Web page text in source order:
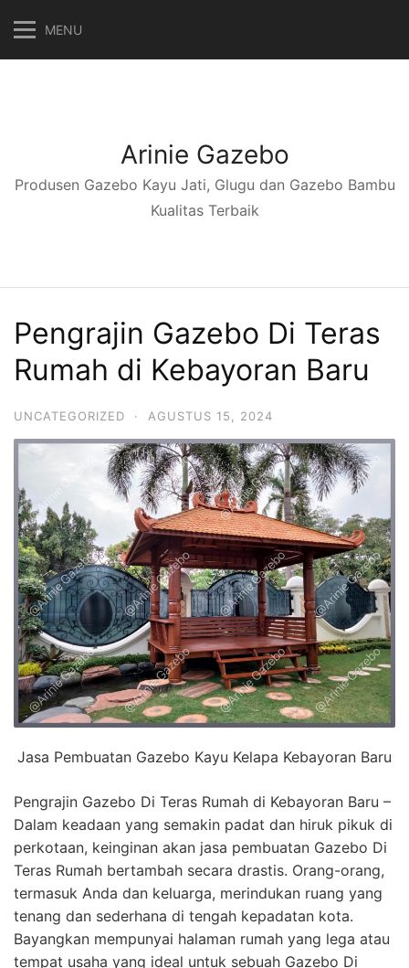
ke
konten
MENU
Arinie Gazebo
Produsen Gazebo Kayu Jati, Glugu dan Gazebo Bambu
Kualitas Terbaik
Pengrajin Gazebo Di Teras
Rumah di Kebayoran Baru
UNCATEGORIZED · AGUSTUS 15, 2024
Jasa Pembuatan Gazebo Kayu Kelapa Kebayoran Baru
Pengrajin Gazebo Di Teras Rumah di Kebayoran Baru –
Dalam keadaan yang semakin padat dan hiruk pikuk di
perkotaan, keinginan akan jasa pembuatan Gazebo Di
Teras Rumah bertambah secara drastis. Orang-orang,
termasuk Anda dan keluarga, merindukan ruang yang
tenang dan sederhana di tengah kepadatan kota.
Bayangkan mempunyai halaman rumah yang lega atau
tempat usaha yang ideal untuk sebuah Gazebo Di